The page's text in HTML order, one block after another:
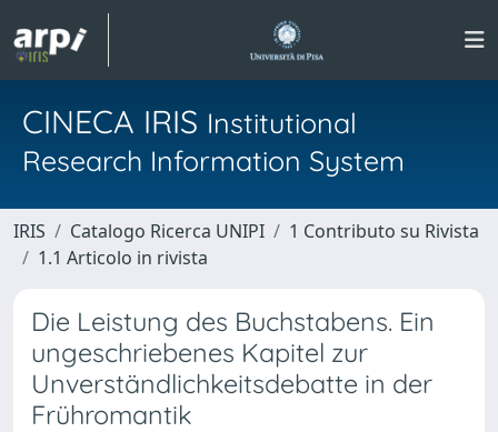
CINECA IRIS Institutional
Research Information System
IRIS Catalogo Ricerca UNIPI
1 Contributo su Rivista
1.1 Articolo in rivista
Die Leistung des Buchstabens. Ein
ungeschriebenes Kapitel zur
Unverständlichkeitsdebatte in der
Frühromantik